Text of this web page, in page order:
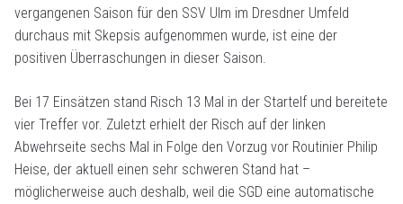
vergangenen Saison für den SSV Ulm im Dresdner Umfeld
durchaus mit Skepsis aufgenommen wurde, ist eine der
positiven Überraschungen in dieser Saison.
Bei 17 Einsätzen stand Risch 13 Mal in der Startelf und bereitete
vier Treffer vor. Zuletzt erhielt der Risch auf der linken
Abwehrseite sechs Mal in Folge den Vorzug vor Routinier Philip
Heise, der aktuell einen sehr schweren Stand hat –
möglicherweise auch deshalb, weil die SGD eine automatische